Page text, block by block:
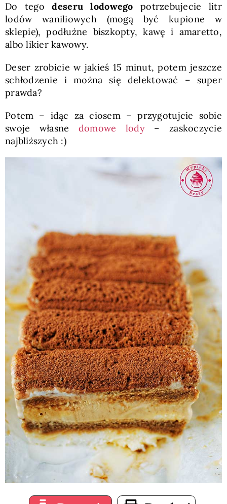
Do tegodeseru lodowego potrzebujecie litr
lodów waniliowych (mogą być kupione w
sklepie), podłużne biszkopty, kawę i amaretto,
albo likier kawowy.
Deser zrobicie w jakieś 15 minut, potem jeszcze
schłodzenie i można się delektować – super
prawda?
Potem – idąc za ciosem – przygotujcie sobie
swoje własne domowe lody– zaskoczycie
najbliższych :)